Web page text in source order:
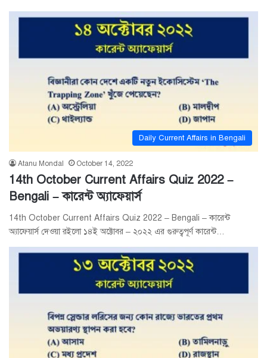
Daily Current Affairs in Bengali
Atanu Mondal October 14, 2022
14th October Current Affairs Quiz 2022 –
Bengali – কারেন্ট অ্যাফেয়ার্স
14th October Current Affairs Quiz 2022 – Bengali – কারেন্ট
অ্যাফেয়ার্স দেওয়া রইলো ১৪ই অক্টোবর – ২০২২ এর গুরুত্বপূর্ণ কারেন্ট…